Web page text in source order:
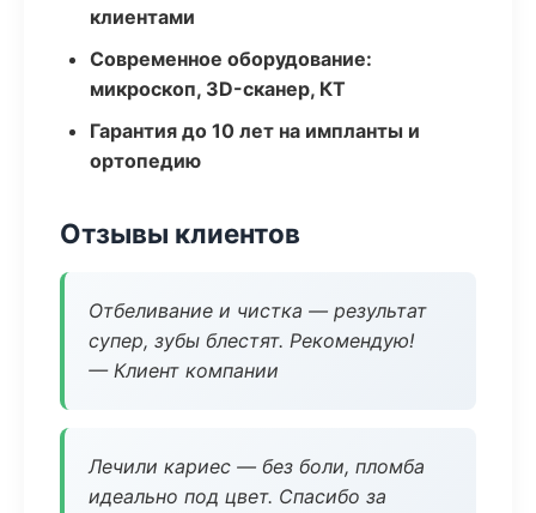
клиентами
Современное оборудование:
микроскоп, 3D-сканер, КТ
Гарантия до 10 лет на импланты и
ортопедию
Отзывы клиентов
Отбеливание и чистка — результат
супер, зубы блестят. Рекомендую!
— Клиент компании
Лечили кариес — без боли, пломба
идеально под цвет. Спасибо за